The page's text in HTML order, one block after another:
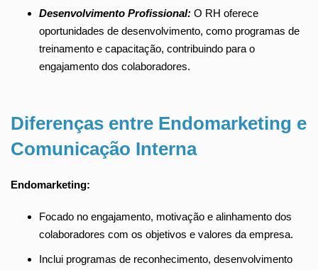
Desenvolvimento Profissional: O RH oferece
oportunidades de desenvolvimento, como programas de
treinamento e capacitação, contribuindo para o
engajamento dos colaboradores.
Diferenças entre Endomarketing e
Comunicação Interna
Endomarketing:
Focado no engajamento, motivação e alinhamento dos
colaboradores com os objetivos e valores da empresa.
Inclui programas de reconhecimento, desenvolvimento